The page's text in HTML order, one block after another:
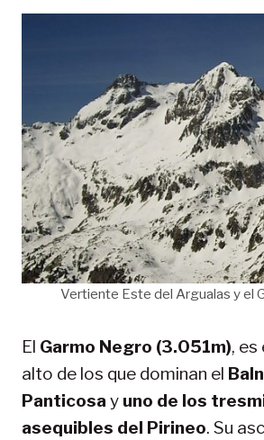
Vertiente Este del Argualas y el
El Garmo Negro (3.051m), es
alto de los que dominan el
Panticosa y uno de los
asequibles del Pirineo. Su